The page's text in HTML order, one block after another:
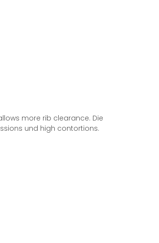
more rib clearance. Die
und high contortions.